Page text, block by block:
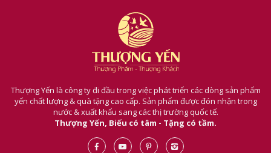
Thượng Yến là công ty đi đầu trong việc phát triển các dòng sản phẩm
yến chất lượng & quà tặng cao cấp. Sản phẩm được đón nhận trong
nước & xuất khẩu sang các thị trường quốc tế.
Thượng Yến, Biếu có tâm - Tặng có tầm.